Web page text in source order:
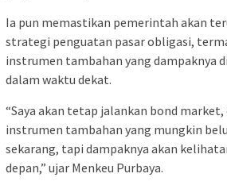
Ia pun memastikan pemerintah akan
strategi penguatan pasar obligasi,
instrumen tambahan yang dampaknya
dalam waktu dekat.
“Saya akan tetap jalankan bond
instrumen tambahan yang mungkin
sekarang, tapi dampaknya akan
depan,” ujar Menkeu Purbaya.